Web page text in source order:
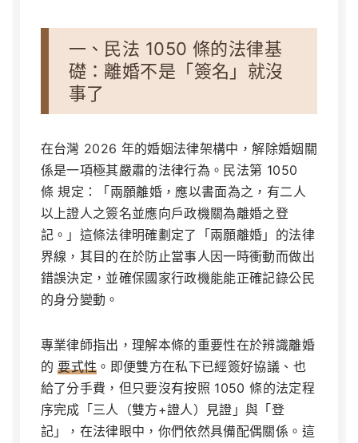
一、民法 1050 條的法律基
礎：離婚不是「簽名」就沒
事了
在台灣 2026 年的婚姻法律架構中，解除婚姻關
係是一項極其嚴肅的法律行為。民法第 1050
條 規定：「兩願離婚，應以書面為之，有二人
以上證人之簽名並應向戶政機關為離婚之登
記。」這條法律明確劃定了「兩願離婚」的法律
界線，其目的在於防止當事人因一時衝動而做出
錯誤決定，並確保國家行政機能能正確記錄公民
的身分變動。
專業律師指出，理解本條的重要性在於辨識離婚
的要式性 。即便雙方在私下已經簽好協議、也
給了分手費，但只要沒有按照 1050 條的法定程
序完成「三人（雙方+證人）見證」與「登
記」，在法律眼中，你們依然具備配偶關係。這